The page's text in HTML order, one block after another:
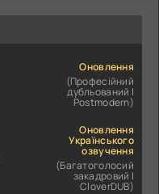
Оновлення
(Професійний
дубльований |
Postmodern)
Оновлення
Українського
озвучення
(Багатоголосий
закадровий |
CloverDUB)